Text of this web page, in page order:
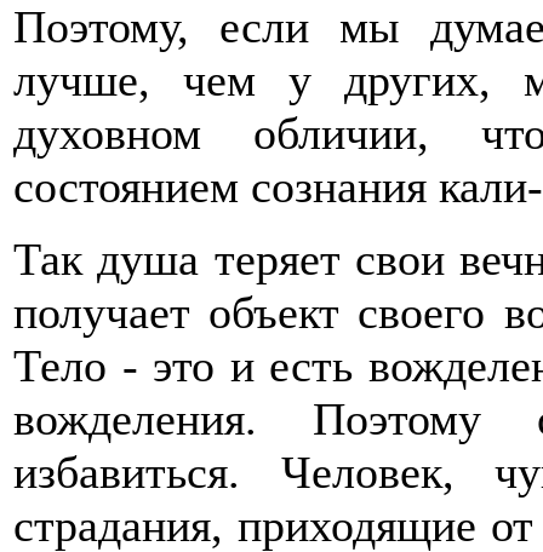
Поэтому, если мы
лучше, чем у других,
духовном обличии,
состоянием сознания
Так душа теряет свои
получает объект своего
Тело - это и есть
вожделения.
избавиться. Человек,
страдания, приходящие